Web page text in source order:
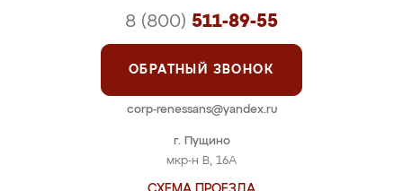
г. Пущино
мкр-н В, 16А
8 (800) 511-89-55
ОБРАТНЫЙ ЗВОНОК
corp-renessans@yandex.ru